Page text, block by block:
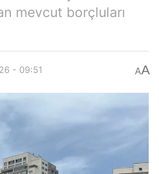
mevcut borçluları
- 09:51 AA